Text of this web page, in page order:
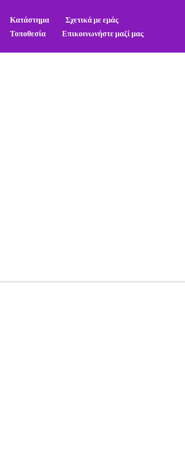
Κατάστημα
Σχετικά με εμάς
Τοποθεσία
Επικοινωνήστε μαζί μας